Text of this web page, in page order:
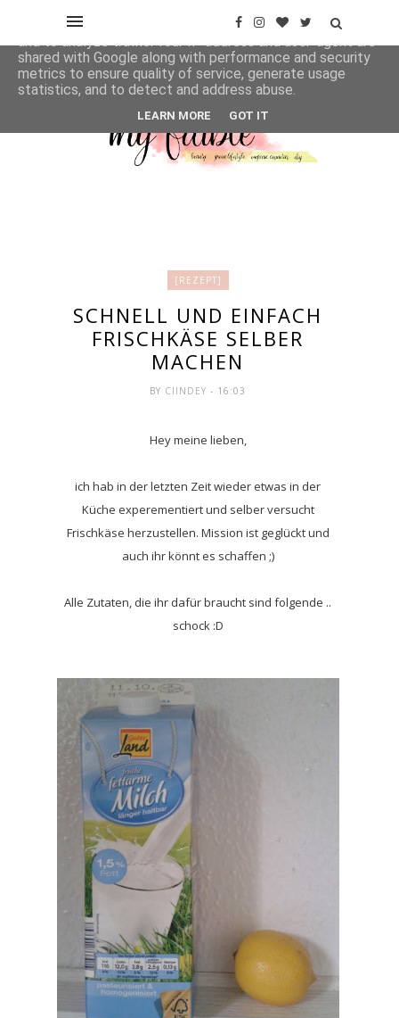
[REZEPT]
SCHNELL UND EINFACH
FRISCHKÄSE SELBER
MACHEN
BY CIINDEY- 16:03
Hey meine lieben,
ich hab in der letzten Zeit wieder etwas in der
Küche experementiert und selber versucht
Frischkäse herzustellen. Mission ist geglückt und
auch ihr könnt es schaffen ;)
Alle Zutaten, die ihr dafür braucht sind folgende ..
schock :D
This site uses cookies from Google to deliver its services
and to analyze traffic. Your IP address and user-agent are
shared with Google along with performance and security
metrics to ensure quality of service, generate usage
statistics, and to detect and address abuse.
LEARN MORE GOT IT